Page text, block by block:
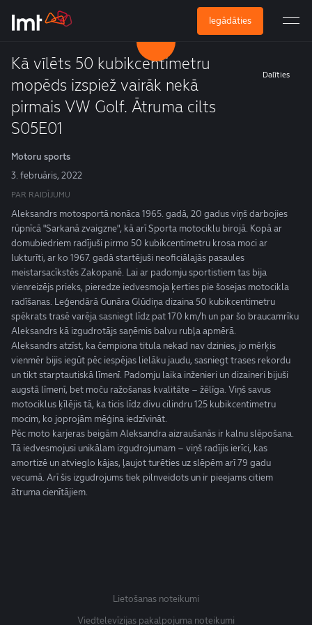
Iegādāties
Kā vīlēts 50 kubikcentimetru
mopēds izspiež vairāk nekā
pirmais VW Golf. Ātruma cilts
S05E01
Dalīties
Motoru sports
3. februāris, 2022
PAR RAIDĪJUMU
Aleksandrs motosportā nonāca 1965. gadā, 20 gadus viņš darbojies
rūpnīcā "Sarkanā zvaigzne", kā arī Sporta motociklu birojā. Kopā ar
domubiedriem radījuši pirmo 50 kubikcentimetru krosa moci ar
lukturīti, ar ko 1967. gadā startējuši neoficiālajās pasaules
meistarsacīkstēs Zakopanē. Lai ar padomju sportistiem tas bija
vienreizējs prieks, pieredze iedvesmoja ķerties pie šosejas motocikla
radīšanas. Leģendārā Gunāra Glūdiņa dizaina 50 kubikcentimetru
spēkrats trasē varēja sasniegt līdz pat 170 km/h un par šo braucamrīku
Aleksandrs kā izgudrotājs saņēmis balvu rubļa apmērā.
Aleksandrs atzīst, ka čempiona titula nekad nav dzinies, jo mērķis
vienmēr bijis iegūt pēc iespējas lielāku jaudu, sasniegt trases rekordu
un tikt starptautiskā līmenī. Padomju laika inženieri un dizaineri bijuši
augstā līmenī, bet moču ražošanas kvalitāte – žēlīga. Viņš savus
motociklus ķīlējis tā, ka ticis līdz divu cilindru 125 kubikcentimetru
mocim, ko joprojām mēģina iedzīvināt.
Pēc moto karjeras beigām Aleksandra aizraušanās ir kalnu slēpošana.
Tā iedvesmojusi unikālam izgudrojumam – viņš radījis ierīci, kas
amortizē un atvieglo kājas, ļaujot turēties uz slēpēm arī 79 gadu
vecumā. Arī šis izgudrojums tiek pilnveidots un ir pieejams citiem
ātruma cienītājiem.
Lietošanas noteikumi
Viedtelevīzijas pakalpojuma noteikumi